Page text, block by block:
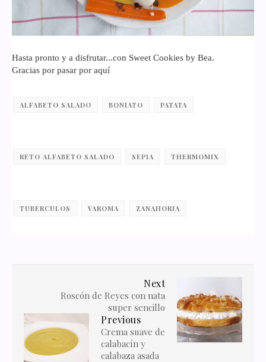
Hasta pronto y a disfrutar...con Sweet Cookies by Bea.
Gracias por pasar por aquí
ALFABETO SALADO BONIATO PATATA
RETO ALFABETO SALADO SEPIA THERMOMIX
TUBERCULOS VAROMA ZANAHORIA
Next
Roscón de Reyes con nata
super sencillo
Previous
Crema suave de
calabacín y
calabaza asada